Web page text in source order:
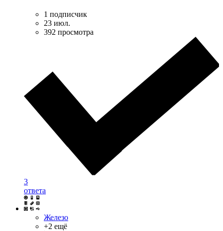
1 подписчик
23 июл.
392 просмотра
3
ответа
Железо
+2 ещё